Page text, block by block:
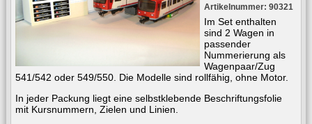
Artikelnummer: 90321
Im Set enthalten
sind 2 Wagen in
passender
Nummerierung als
Wagenpaar/Zug
541/542 oder 549/550. Die Modelle sind rollfähig, ohne Motor.
In jeder Packung liegt eine selbstklebende Beschriftungsfolie
mit Kursnummern, Zielen und Linien.